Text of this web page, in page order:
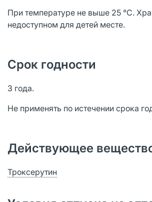
При температуре не выше 25 °С.
недоступном для детей месте.
Срок годности
3 года.
Не применять по истечении срока
Действующее
Троксерутин